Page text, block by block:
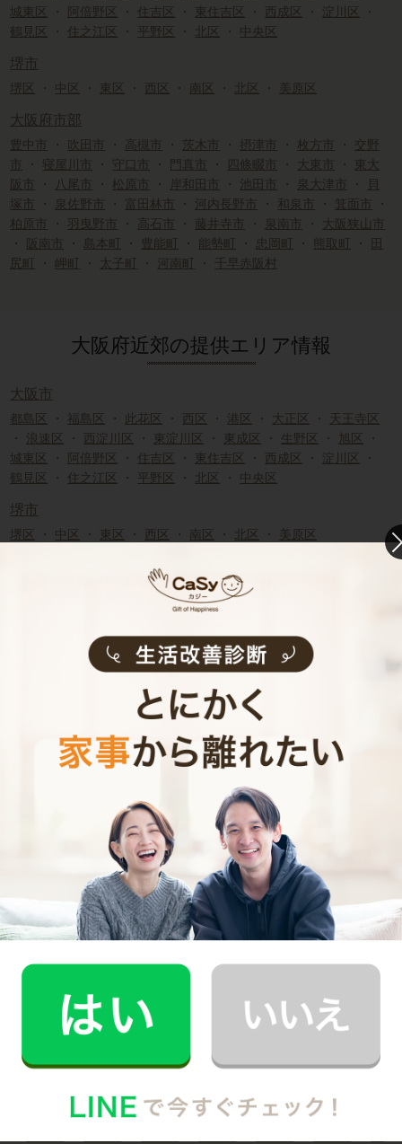
城東区
・ 阿倍野区 ・ 住吉区 ・ 東住吉区 ・ 西成区 ・ 淀川区
・
鶴見区
・ 住之江区 ・ 平野区 ・ 北区 ・ 中央区
堺市
堺区 ・ 中区 ・ 東区 ・ 西区 ・ 南区 ・ 北区 ・ 美原区
大阪府市部
豊中市 ・ 吹田市 ・ 高槻市 ・ 茨木市 ・ 摂津市 ・ 枚方市 ・
交野
・ 寝屋川市 ・ 守口市 ・ 門真市 ・ 四條畷市 ・ 大東市 ・
東大
阪市
・ 八尾市 ・ 松原市 ・ 岸和田市 ・ 池田市 ・ 泉大津市 ・
貝
塚市
・ 泉佐野市 ・ 富田林市 ・ 河内長野市 ・ 和泉市 ・ 箕面市
・
柏原市
・ 羽曳野市 ・ 高石市 ・ 藤井寺市 ・ 泉南市 ・
大阪狭山市
・
阪南市 ・ 島本町 ・ 豊能町 ・ 能勢町 ・ 忠岡町 ・ 熊取町 ・
田
尻町
・ 岬町 ・ 太子町 ・ 河南町 ・ 千早赤阪村
大阪府近郊の提供エリア情報
大阪市
都島区 ・ 福島区 ・ 此花区 ・ 西区 ・ 港区 ・ 大正区 ・
天王寺区
・ 浪速区 ・ 西淀川区 ・ 東淀川区 ・ 東成区 ・ 生野区 ・ 旭区
・
城東区
・ 阿倍野区 ・ 住吉区 ・ 東住吉区 ・ 西成区 ・ 淀川区
・
鶴見区
・ 住之江区 ・ 平野区 ・ 北区 ・ 中央区
堺市
堺区 ・ 中区 ・ 東区 ・ 西区 ・ 南区 ・ 北区 ・ 美原区
高槻市・茨木市 ・摂津市
門真市・
泉佐野市 ・ 富田林市・河内長野市・ 和泉市
羽曳野市・高石市・藤井寺市・泉南市・
豊能町 ・ 能勢町 ・忠岡町
太子町・ 河南町 ・千早赤阪村
大阪府近郊の家事代行求人
・此花区・ ・港区・ 大正区・
西淀川区 ・ 東淀川区・ 東成区・生野区・
阿倍野区・住吉区・東住吉区・ 西成区 ・淀川区・
鶴見区・住之江区・平野区・北区・
大阪府市部
・吹田市 ・高槻市
市・ 門真市 ・
東大
泉佐野市 ・富田林市・ 河内長野市 和泉市 ・箕面市
羽曳野市 ・ 高石市 ・ 藤井寺市・泉南市 ・
大阪狭山市